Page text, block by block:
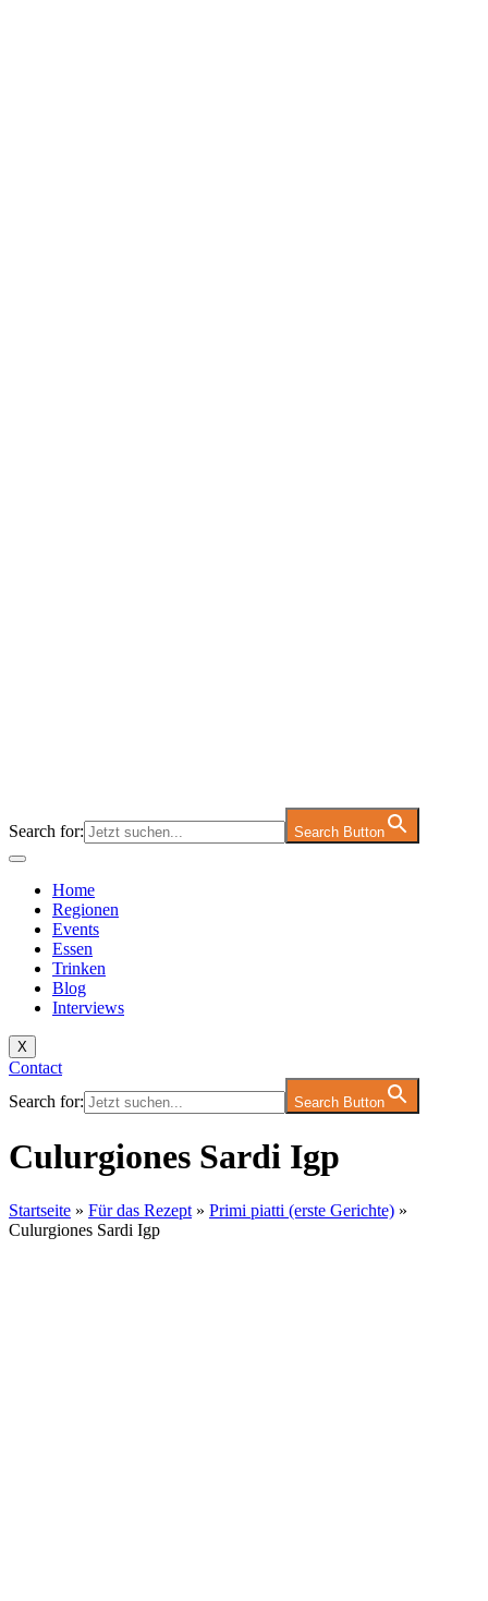
Search for: Search Button
Home
Regionen
Events
Essen
Trinken
Blog
Interviews
X
Contact
Search for:
Search Button
Culurgiones Sardi Igp
Startseite » Für das Rezept » Primi piatti (erste Gerichte) »
Culurgiones Sardi Igp